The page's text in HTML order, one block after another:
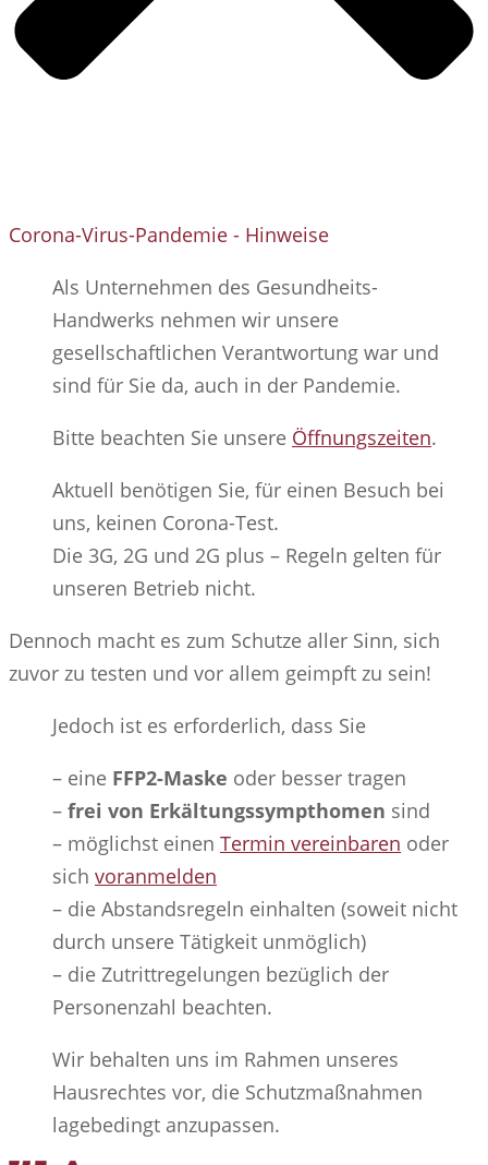
Corona-Virus-Pandemie​ - Hinweise
Als Unternehmen des Gesundheits-
Handwerks nehmen wir unsere
gesellschaftlichen Verantwortung war und
sind für Sie da, auch in der Pandemie.
Bitte beachten Sie unsere Öffnungszeiten.
Aktuell benötigen Sie, für einen Besuch bei
uns, keinen Corona-Test.
Die 3G, 2G und 2G plus – Regeln gelten für
unseren Betrieb nicht.
Dennoch macht es zum Schutze aller Sinn, sich
zuvor zu testen und vor allem geimpft zu sein!
Jedoch ist es erforderlich, dass Sie
– eine FFP2-Maske oder besser tragen
– frei von Erkältungssympthomen sind
– möglichst einen Termin vereinbaren oder
sich voranmelden
– die Abstandsregeln einhalten (soweit nicht
durch unsere Tätigkeit unmöglich)
– die Zutrittregelungen bezüglich der
Personenzahl beachten.
Wir behalten uns im Rahmen unseres
Hausrechtes vor, die Schutzmaßnahmen
lagebedingt anzupassen.